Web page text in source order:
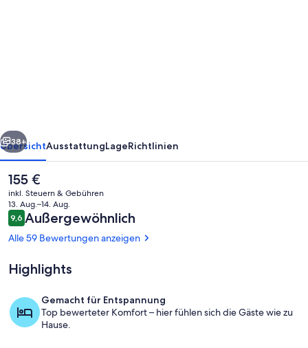
Full
Kitchen,
Free
Parking
Weiter
38+
ÜbersichtAusstattungLageRichtlinien
Der
aktuelle
Preis
beträgt
155 €.
155 €
inkl. Steuern & Gebühren
13. Aug.–14. Aug.
Bewertungen
9,69,6 von 10.
Außergewöhnlich
Alle 59 Bewertungen anzeigen
Highlights
Gemacht für Entspannung
Top bewerteter Komfort – hier fühlen sich die Gäste wie zu
Hause.